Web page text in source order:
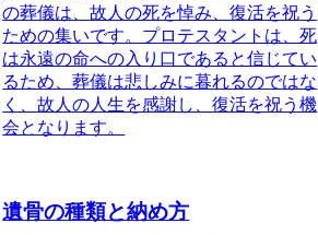
の葬儀は、故人の死を悼み、復活を祝う
ための集いです。プロテスタントは、死
は永遠の命への入り口であると信じてい
るため、葬儀は悲しみに暮れるのではな
く、故人の人生を感謝し、復活を祝う機
会となります。
遺骨の種類と納め方